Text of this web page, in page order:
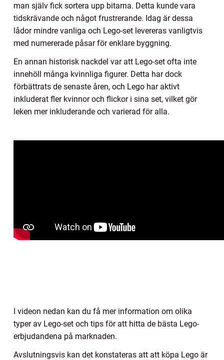
man själv fick sortera upp bitarna. Detta kunde vara
tidskrävande och något frustrerande. Idag är dessa
lådor mindre vanliga och Lego-set levereras vanligtvis
med numererade påsar för enklare byggning.
En annan historisk nackdel var att Lego-set ofta inte
innehöll många kvinnliga figurer. Detta har dock
förbättrats de senaste åren, och Lego har aktivt
inkluderat fler kvinnor och flickor i sina set, vilket gör
leken mer inkluderande och varierad för alla.
I videon nedan kan du få mer information om olika
typer av Lego-set och tips för att hitta de bästa Lego-
erbjudandena på marknaden.
Avslutningsvis kan det konstateras att att köpa Lego är